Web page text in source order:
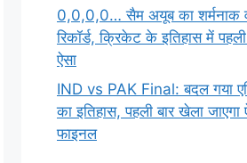
0,0,0,0… सैम अयूब का शर्मनाक
रिकॉर्ड, क्रिकेट के इतिहास में
ऐसा
IND vs PAK Final: बदल गया
का इतिहास, पहली बार खेला जाएगा
फाइनल